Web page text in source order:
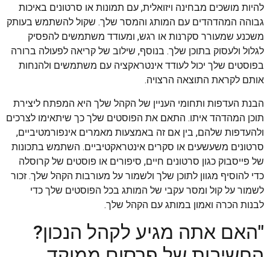
להיות מושכים מבחינה ויזואלית, עם תמונות או סרטונים באיכות
גבוהה המהדהדים עם המותג והמסר שלך. שקול להשתמש בעותק
משכנע שמעורר סקרנות או רגש, ומעודד משתמשים להפסיק
לגלול ולעסוק בתוכן שלך. בנוסף, שילוב של קריאה לפעולה ברורה
בפוסטים שלך יכול לעודד אינטראקציה עם משתמשים ולהנחות
אותם לקראת התוצאה הרצויה.
הבנת העדפות ותחומי העניין של הקהל שלך היא המפתח ליצירת
תוכן המהדהד איתו. התאם את הפוסטים שלך כך שיתאימו לצרכים
ולהעדפות שלהם, בין אם זה באמצעות מאמרים אינפורמטיביים,
סרטונים משעשעים או סקרים אינטראקטיביים. השתמש בתכונות
של פייסבוק כגון סרטונים חיים, סיפורים או פוסטים של קרוסלה
כדי להוסיף מגוון לתוכן שלך ולשמור על מעורבות הקהל שלך. זכור
לשמור על קול ומסר עקבי של המותג בכל הפוסטים שלך כדי
לבנות הכרה ואמון במותג עם הקהל שלך.
"האם אתה מגיע לקהל הנכון?